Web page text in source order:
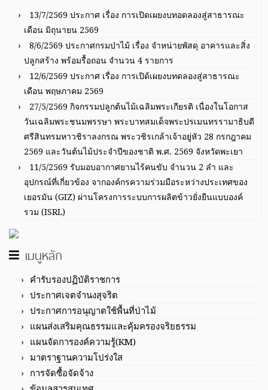
13/7/2569 ประกาศ เรื่อง การเปิดเผยงบทอดลองสู่สาธารณะ
เดือน มิถุนายน 2569
8/6/2569 ประกาศกรมป่าไม้ เรื่อง จำหน่ายพัสดุ อาคารและสิ่ง
ปลูกสร้าง พร้อมรื้อถอน จำนวน 4 รายการ
12/6/2569 ประกาศ เรื่อง การเปิด้เผยงบทดลองสู่สาธารณะ
เดือน พฤษภาคม 2569
27/5/2569 กิจกรรมปลูกต้นไม้เฉลิมพระเกียรติ เนื่องในโอกาส
วันเฉลิมพระชนมพรรษา พระบาทสมเด็จพระปรเมนทรรามาธิบดี
ศรีสินทรมหาวชิราลงกรณ พระวชิรเกล้าเจ้าอยู่หัว 28 กรกฎาคม
2569 และวันต้นไม้ประจำปีของชาติ พ.ศ. 2569 จังหวัดพะเยา
11/5/2569 รับมอบอากาศยานไร้คนขับ จำนวน 2 ลำ และ
อุปกรณ์ที่เกี่ยวข้อง จากองค์กรความร่วมมือระหว่างประเทศของ
เยอรมัน (GIZ) ผ่านโครงการระบบการผลิตข้าวยั่งยืนแบบองค์
รวม (ISRL)
เมนูหลัก
คำรับรองปฏิบัติราชการ
ประกาศเจตจำนงสุจริต
ประกาศการอนุญาตใช้พื้นที่ป่าไม้
แผนส่งเสริมคุณธรรมและคุ้มครองจริยธรรม
แผนจัดการองค์ความรู้(KM)
มาตราฐานความโปร่งใส
การจัดซื้อจัดจ้าง